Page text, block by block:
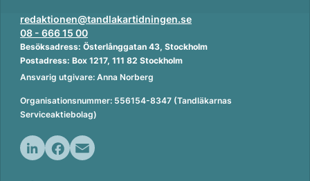
redaktionen@tandlakartidningen.se
08 - 666 15 00
Besöksadress: Österlånggatan 43, Stockholm
Postadress: Box 1217, 111 82 Stockholm
Ansvarig utgivare: Anna Norberg
Organisationsnummer: 556154-8347 (Tandläkarnas
Serviceaktiebolag)